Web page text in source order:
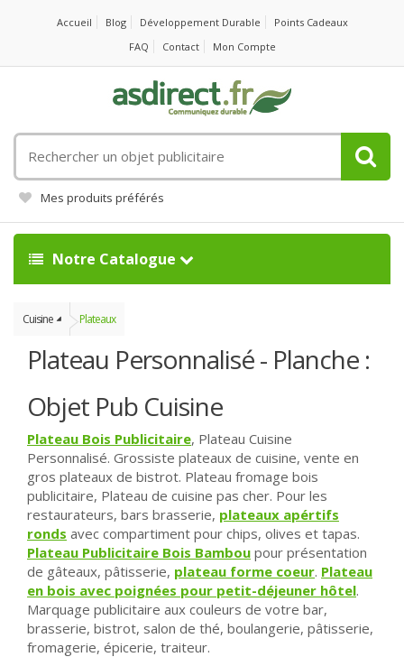
Accueil Blog Développement Durable
Points Cadeaux
FAQ
Contact Mon Compte
un
objet
publicitaire
Mes produits préférés
Notre Catalogue
Cuisine Plateaux
Plateau Personnalisé - Planche :
Objet Pub Cuisine
Plateau Bois Publicitaire, Plateau Cuisine
Personnalisé. Grossiste plateaux de cuisine, vente en
gros plateaux de bistrot. Plateau fromage bois
publicitaire, Plateau de cuisine pas cher. Pour les
restaurateurs, bars brasserie, plateaux apértifs
ronds avec compartiment pour chips, olives et tapas.
Plateau Publicitaire Bois Bambou pour présentation
de gâteaux, pâtisserie, plateau forme coeur. Plateau
en bois avec poignées pour petit-déjeuner hôtel.
Marquage publicitaire aux couleurs de votre bar,
brasserie, bistrot, salon de thé, boulangerie, pâtisserie,
fromagerie, épicerie, traiteur.